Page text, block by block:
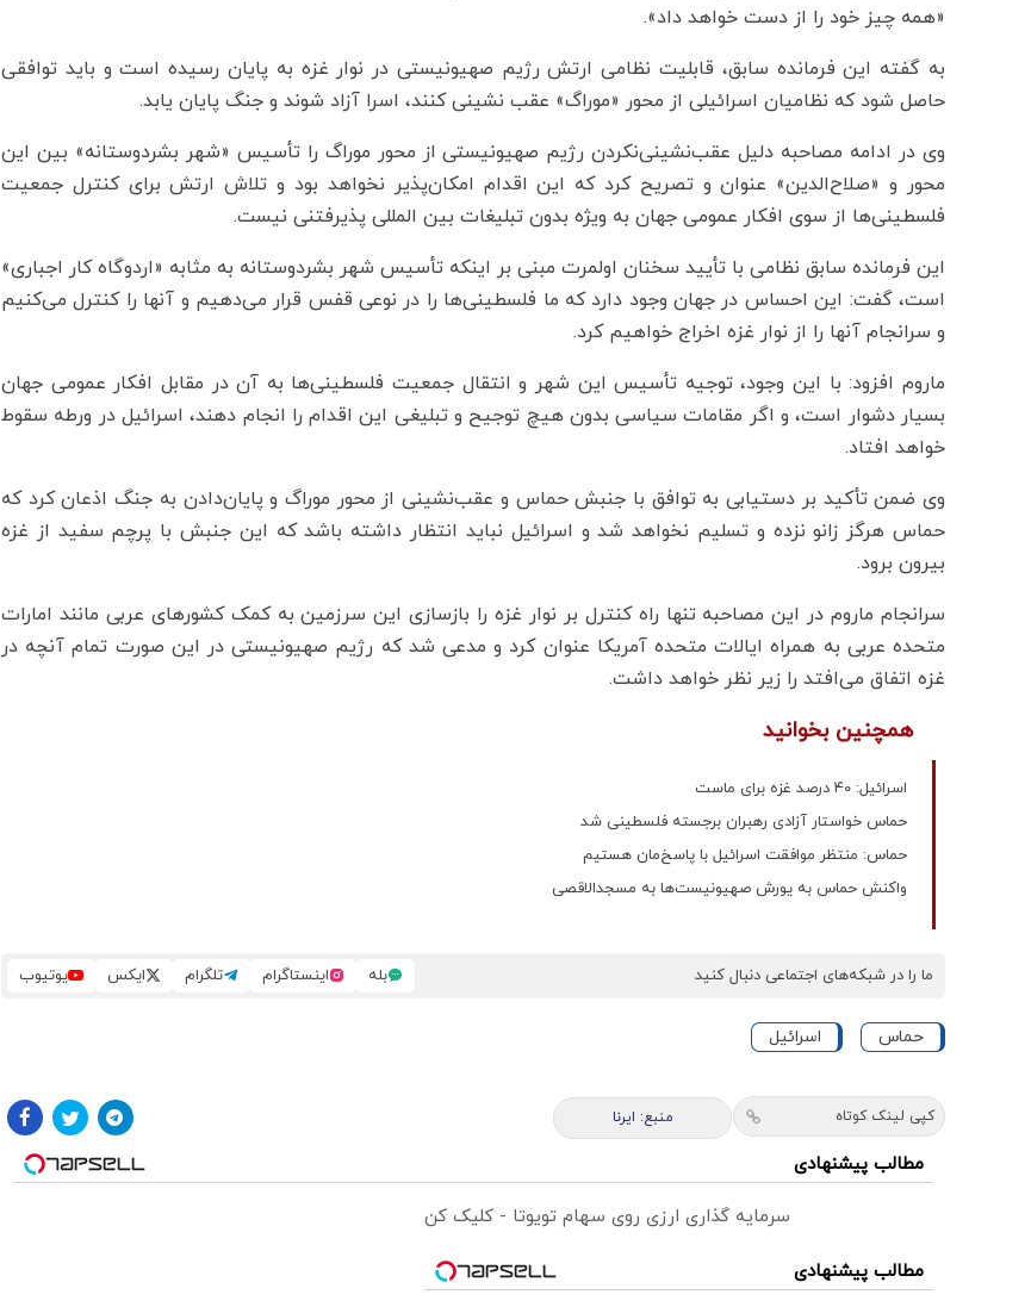
«همه چیز خود را از دست خواهد داد».
به گفته این فرمانده سابق، قابلیت نظامی ارتش رژیم صهیونیستی در نوار غزه به پایان رسیده است و باید توافقی
حاصل شود که نظامیان اسرائیلی از محور «موراگ» عقب نشینی کنند، اسرا آزاد شوند و جنگ پایان یابد.
وی در ادامه مصاحبه دلیل عقب‌نشینی‌نکردن رژیم صهیونیستی از محور موراگ را تأسیس «شهر بشردوستانه» بین این
محور و «صلاح‌الدین» عنوان و تصریح کرد که این اقدام امکان‌پذیر نخواهد بود و تلاش ارتش برای کنترل جمعیت
فلسطینی‌ها از سوی افکار عمومی جهان به ویژه بدون تبلیغات بین المللی پذیرفتنی نیست.
این فرمانده سابق نظامی با تأیید سخنان اولمرت مبنی بر اینکه تأسیس شهر بشردوستانه به مثابه «اردوگاه کار اجباری»
است، گفت: این احساس در جهان وجود دارد که ما فلسطینی‌ها را در نوعی قفس قرار می‌دهیم و آنها را کنترل می‌کنیم
و سرانجام آنها را از نوار غزه اخراج خواهیم کرد.
ماروم افزود: با این وجود، توجیه تأسیس این شهر و انتقال جمعیت فلسطینی‌ها به آن در مقابل افکار عمومی جهان
بسیار دشوار است، و اگر مقامات سیاسی بدون هیچ توجیح و تبلیغی این اقدام را انجام دهند، اسرائیل در ورطه سقوط
خواهد افتاد.
وی ضمن تأکید بر دستیابی به توافق با جنبش حماس و عقب‌نشینی از محور موراگ و پایان‌دادن به جنگ اذعان کرد که
حماس هرگز زانو نزده و تسلیم نخواهد شد و اسرائیل نباید انتظار داشته باشد که این جنبش با پرچم سفید از غزه
بیرون برود.
سرانجام ماروم در این مصاحبه تنها راه کنترل بر نوار غزه را بازسازی این سرزمین به کمک کشورهای عربی مانند امارات
متحده عربی به همراه ایالات متحده آمریکا عنوان کرد و مدعی شد که رژیم صهیونیستی در این صورت تمام آنچه در
غزه اتفاق می‌افتد را زیر نظر خواهد داشت.
همچنین بخوانید
اسرائیل: ۴۰ درصد غزه برای ماست
حماس خواستار آزادی رهبران برجسته فلسطینی شد
حماس: منتظر موافقت اسرائیل با پاسخ‌‌مان هستیم
واکنش حماس به یورش صهیونیست‌ها به مسجدالاقصی
ما را در شبکه‌های اجتماعی دنبال کنید بله اینستاگرام تلگرام ایکس یوتیوب
حماس اسرائیل
کپی لینک کوتاه منبع: ایرنا
مطالب پیشنهادی
سرمایه گذاری ارزی روی سهام تویوتا - کلیک کن
مطالب پیشنهادی